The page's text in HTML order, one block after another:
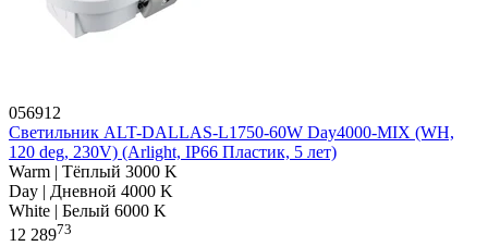
056912
Светильник ALT-DALLAS-L1750-60W Day4000-MIX (WH,
120 deg, 230V) (Arlight, IP66 Пластик, 5 лет)
Warm | Тёплый 3000 K
Day | Дневной 4000 K
White | Белый 6000 K
12 28973